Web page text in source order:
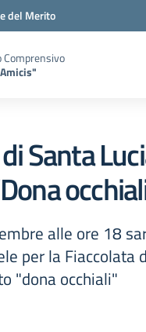
del Merito
Santa
alle ore 18
per la Fiaccolata
"dona occhiali"